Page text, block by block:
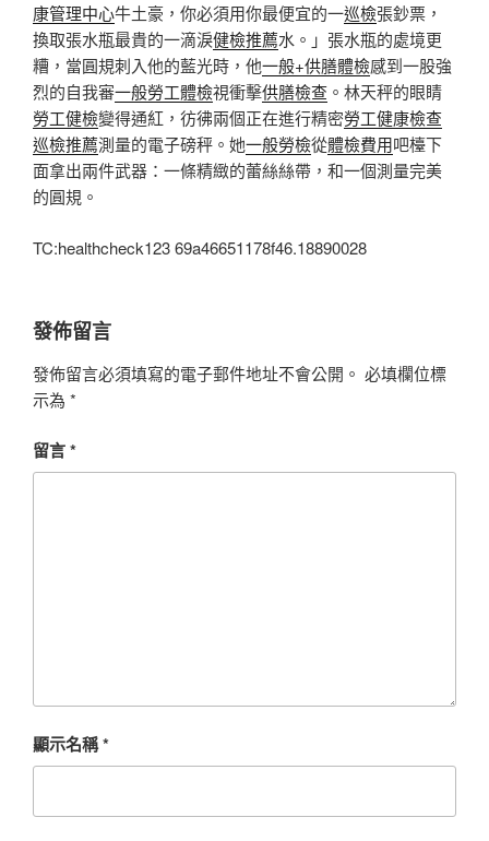
康管理中心牛土豪，你必須用你最便宜的一巡檢張鈔票，
換取張水瓶最貴的一滴淚健檢推薦水。」張水瓶的處境更
糟，當圓規刺入他的藍光時，他一般+供膳體檢感到一股強
烈的自我審一般勞工體檢視衝擊供膳檢查 。林天秤的眼睛
勞工健檢變得通紅，彷彿兩個正在進行精密勞工健康檢查
巡檢推薦測量的電子磅秤。她一般勞檢從體檢費用吧檯下
面拿出兩件武器：一條精緻的蕾絲絲帶，和一個測量完美
的圓規。
TC:healthcheck123 69a46651178f46.18890028
發佈留言
發佈留言必須填寫的電子郵件地址不會公開。 必填欄位標
示為 *
留言*
顯示名稱*